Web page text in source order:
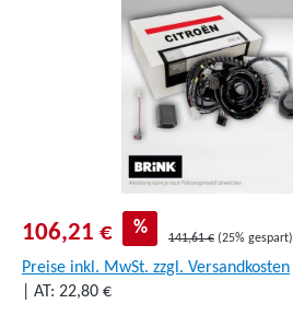
106,21 € % 141,61 € (25% gespart)
Preise inkl. MwSt. zzgl. Versandkosten
| AT: 22,80 €